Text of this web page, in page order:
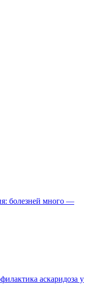
болезней много —
аскаридоза у